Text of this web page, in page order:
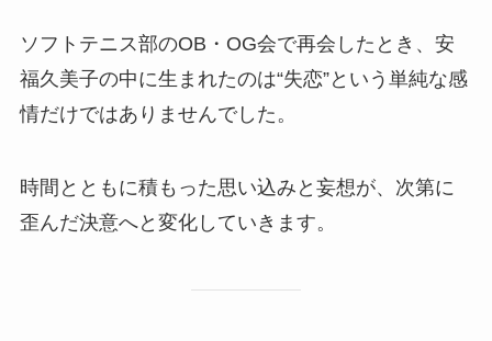
ソフトテニス部のOB・OG会で再会したとき、安
福久美子の中に生まれたのは“失恋”という単純な感
情だけではありませんでした。
時間とともに積もった思い込みと妄想が、次第に
歪んだ決意へと変化していきます。